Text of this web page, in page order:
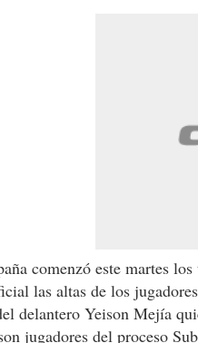
comenzó este martes
las altas de los
delantero Yeison Mejía
jugadores del proceso